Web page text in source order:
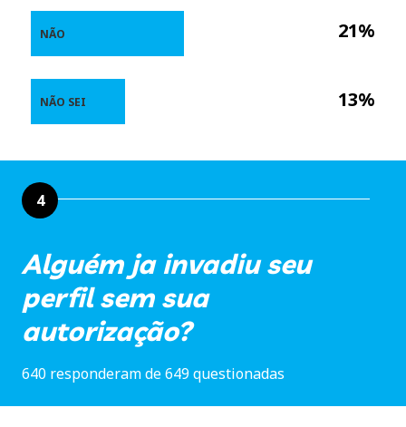
21%
13%
NÃO
NÃO SEI
4
Alguém ja invadiu seu
perfil sem sua
autorização?
640 responderam de 649 questionadas